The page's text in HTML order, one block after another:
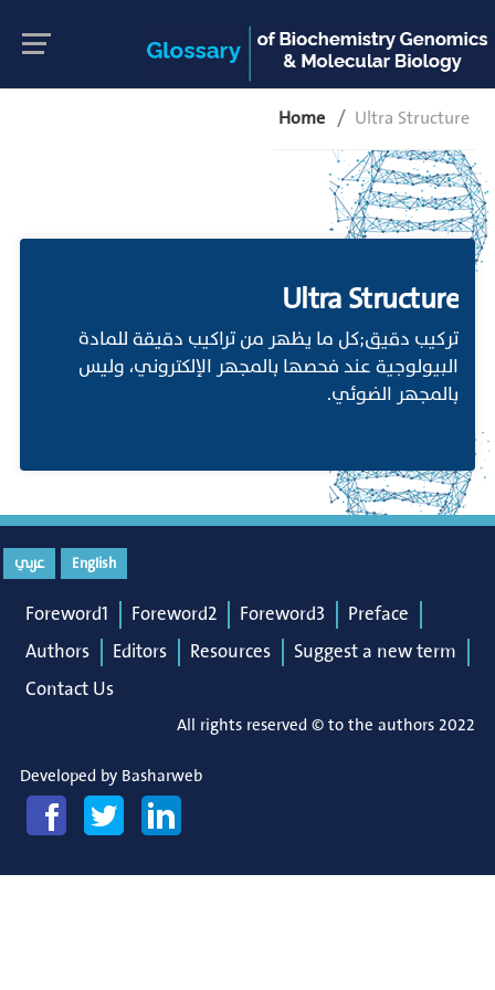
Home Ultra Structure
Ultra Structure
تركيب دقيق;كل ما يظهر من تراكيب دقيقة للمادة
البيولوجية عند فحصها بالمجهر الإلكتروني، وليس
بالمجهر الضوئي.
English عربي
Foreword1 Foreword2 Foreword3
Preface
Authors
Editors Resources
Suggest a new term
Contact Us
All rights reserved © to the authors 2022
Developed by Basharweb